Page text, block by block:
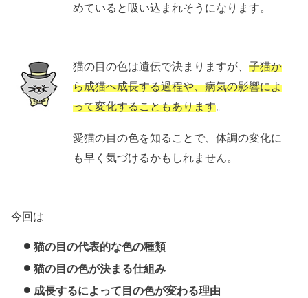
めていると吸い込まれそうになります。
猫の目の色は遺伝で決まりますが、子猫か
ら成猫へ成長する過程や、病気の影響によ
って変化することもあります。
愛猫の目の色を知ることで、体調の変化に
も早く気づけるかもしれません。
今回は
猫の目の代表的な色の種類
猫の目の色が決まる仕組み
成長するによって目の色が変わる理由